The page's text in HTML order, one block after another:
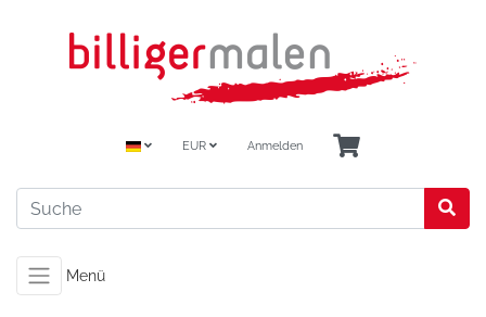
EUR Anmelden
Menü